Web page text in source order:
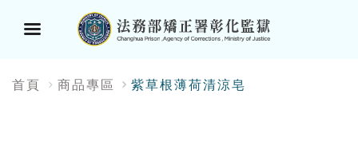
單
首頁 商品專區 紫草根薄荷清涼皂